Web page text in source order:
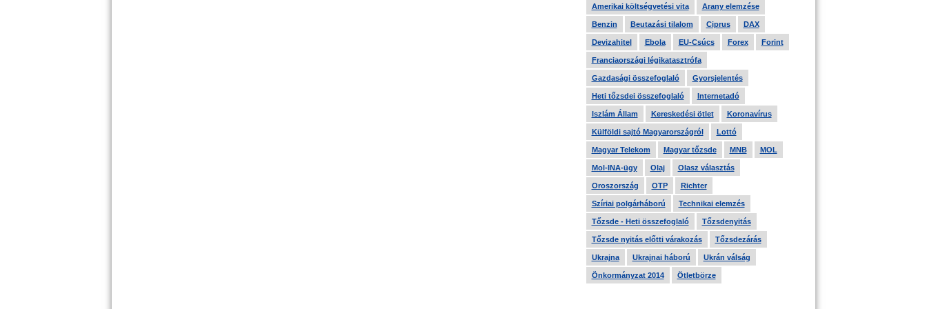
Amerikai költségvetési vita Arany elemzése
Benzin Beutazási tilalom Ciprus DAX
Devizahitel Ebola EU-Csúcs Forex Forint
Franciaországi légikatasztrófa
Gazdasági összefoglaló Gyorsjelentés
Heti tőzsdei összefoglaló Internetadó
Iszlám Állam Kereskedési ötlet Koronavírus
Külföldi sajtó Magyarországról Lottó
Magyar Telekom Magyar tőzsde MNB MOL
Mol-INA-ügy Olaj Olasz választás
Oroszország OTP Richter
Szíriai polgárháború Technikai elemzés
Tőzsde - Heti összefoglaló Tőzsdenyitás
Tőzsde nyitás előtti várakozás Tőzsdezárás
Ukrajna Ukrajnai háború Ukrán válság
Önkormányzat 2014 Ötletbörze